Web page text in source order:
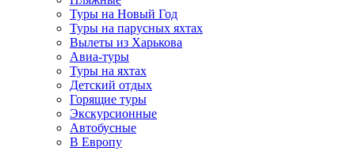
Туры на Новый Год
Туры на парусных яхтах
Вылеты из Харькова
Авиа-туры
Туры на яхтах
Детский отдых
Горящие туры
Экскурсионные
Автобусные
В Европу